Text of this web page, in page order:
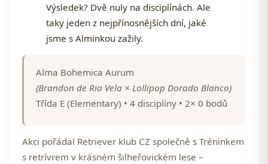
Výsledek? Dvě nuly na disciplínách. Ale
taky jeden z nejpřínosnějších dní, jaké
jsme s Alminkou zažily.
Alma Bohemica Aurum
(Brandon de Ria Vela × Lollipop Dorado Blanco)
Třída E (Elementary) • 4 disciplíny • 2× 0 bodů
Akci pořádal Retriever klub CZ společně s Tréninkem
s retrívrem v krásném šilheřovickém lese –